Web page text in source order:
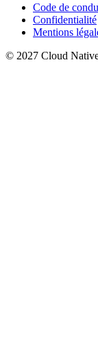
Code de
Confidentialité
Mentions
© 2027 Cloud